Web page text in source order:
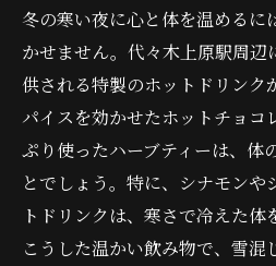
冬の寒い夜に心と体を温めるに
かせません。代々木上原駅周辺
供される特製のホットドリンク
パイスを効かせたホットチョコ
ぷり使ったハーブティーは、体
とでしょう。特に、シナモンや
トドリンクは、寒さで冷えた体
こうした温かい飲み物で、雪混